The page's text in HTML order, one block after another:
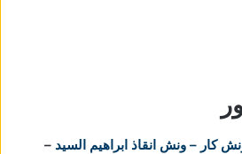
كار – ونش انقاذ ابراهيم السيد –